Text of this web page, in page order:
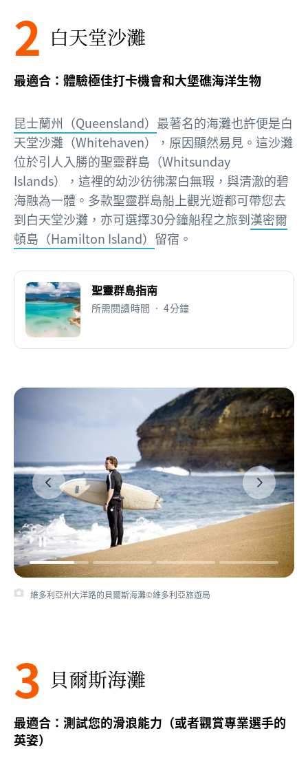
2 白天堂沙灘
最適合：體驗極佳打卡機會和大堡礁海洋生物
昆士蘭州（Queensland） 最著名的海灘也許便是白
天堂沙灘（Whitehaven），原因顯然易見。這沙灘
位於引人入勝的聖靈群島（Whitsunday
Islands），這裡的幼沙彷彿潔白無瑕，與清澈的碧
海融為一體。多款聖靈群島船上觀光遊都可帶您去
到白天堂沙灘，亦可選擇30分鐘船程之旅到漢密爾
頓島（Hamilton Island） 留宿。
聖靈群島指南
所需閱讀時間 • 4分鐘
維多利亞州大洋路的貝爾斯海灘©維多利亞旅遊局
3 貝爾斯海灘
最適合：測試您的滑浪能力（或者觀賞專業選手的
英姿）